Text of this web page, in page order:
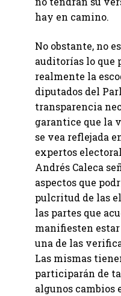
hay en camino.
No obstante, no
auditorías lo que
realmente la
diputados del
transparencia
garantice que la
se vea reflejada
expertos
Andrés Caleca
aspectos que
pulcritud de las
las partes que
manifiesten estar
una de las
Las mismas
participarán de
algunos cambios